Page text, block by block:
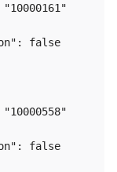
"10000161"
false
"10000558"
false